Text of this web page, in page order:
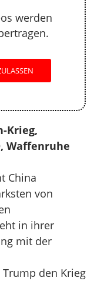
werden
Krieg,
Waffenruhe
China
von
in ihrer
mit der
Trump den Krieg